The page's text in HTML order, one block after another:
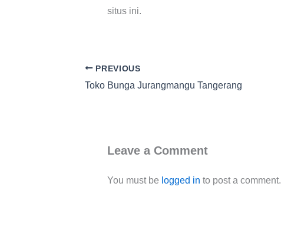
situs ini.
PREVIOUS
Toko Bunga Jurangmangu Tangerang
Leave a Comment
You must be logged in to post a comment.